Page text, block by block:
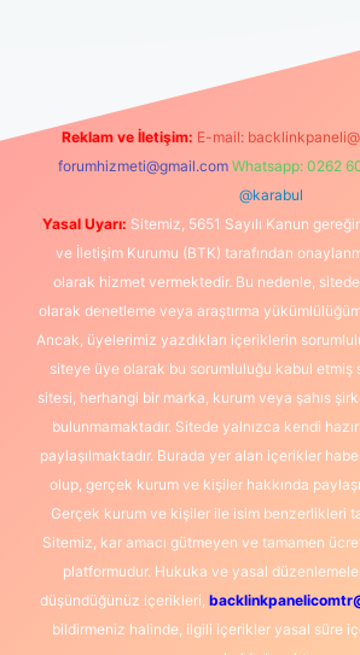
Reklam ve İletişim: E-mail:
forumhizmeti@gmail.com Whatsapp: 0262
@karabul
Yasal Uyarı: Sitemiz, 5651 Sayılı Kanun
ve İletişim Kurumu (BTK) tarafından
olarak hizmet vermektedir. Bu nedenle,
olarak denetleme veya araştırma
Ancak, üyelerimiz yazdıkları içeriklerin
siteye üye olarak bu sorumluluğu kabul etmiş
sitesi, herhangi bir marka, kurum veya şahıs
bulunmamaktadır. Sitede yalnızca kendi
paylaşılmaktadır. Burada yer alan içerikler
olup, gerçek kurum ve kişiler hakkında
Gerçek kurum ve kişiler ile isim benzerlikleri
Sitemiz, kar amacı gütmeyen ve tamamen
platformudur. Hukuka ve yasal
düşündüğünüz içerikleri,
bildirmeniz halinde, ilgili içerikler yasal süre